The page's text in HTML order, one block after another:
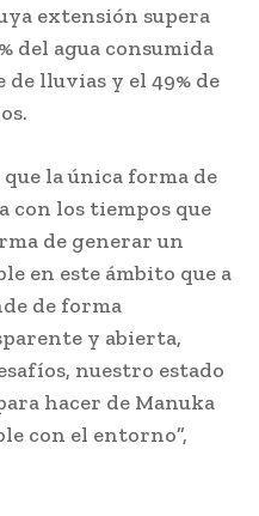
extensión supera
del agua consumida
lluvias y el 49% de
la única forma de
con los tiempos que
de generar un
en este ámbito que a
de forma
y abierta,
nuestro estado
hacer de Manuka
con el entorno”,